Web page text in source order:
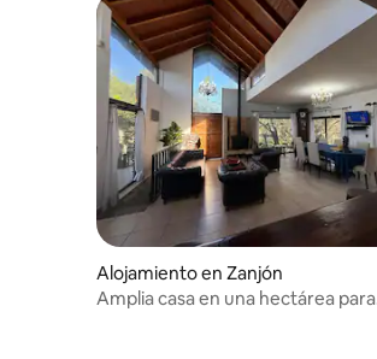
Alojamiento en Zanjón
Amplia casa en una hectárea para